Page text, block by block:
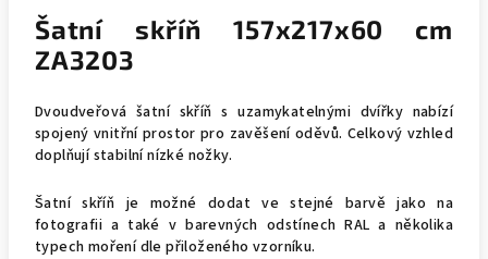
Šatní skříň 157x217x60 cm
ZA3203
Dvoudveřová šatní skříň s uzamykatelnými dvířky nabízí
spojený vnitřní prostor pro zavěšení oděvů. Celkový vzhled
doplňují stabilní nízké nožky.
Šatní skříň je možné dodat ve stejné barvě jako na
fotografii a také v barevných odstínech RAL a několika
typech moření dle přiloženého vzorníku.